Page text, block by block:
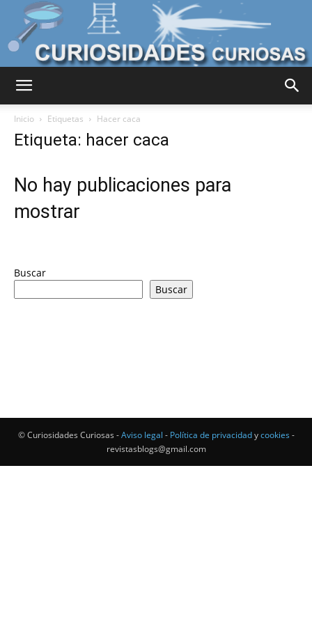
Mundo
Inicio Etiquetas Hacer caca
Etiqueta: hacer caca
No hay publicaciones para
mostrar
Buscar
Buscar
© Curiosidades Curiosas -Aviso legal - Política de privacidadycookies -
revistasblogs@gmail.com